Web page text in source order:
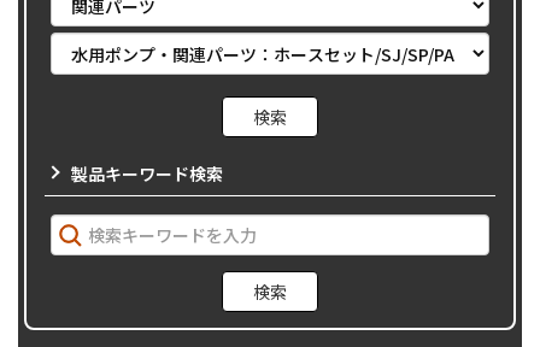
製品キーワード検索